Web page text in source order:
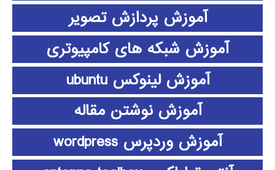
آموزش پردازش تصویر
آموزش شبکه های کامپیوتری
آموزش لینوکس ubuntu
آموزش نوشتن مقاله
آموزش وردپرس wordpress